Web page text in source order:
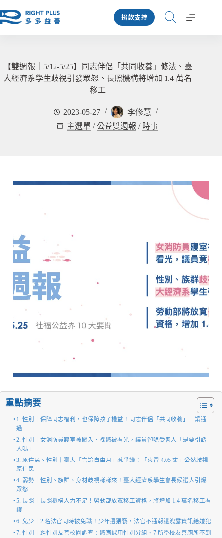
至
捐款支持
【雙週報｜5/12-5/25】同志伴侶「共同收養」修法、臺
大經濟系學生歧視引發眾怒、長照機構將增加 1.4 萬名
移工
2023-05-27
李修慧
主選單 /公益雙週報 / 時事
重點摘要
1. 性別｜保障同志權利，也保障孩子權益！同志伴侶「共同收養」三讀通
過
2. 性別｜女消防員寢室被闖入、裸體被看光，議員卻嗆受害人「是要引誘
人嗎」
3. 原住民、性別｜臺大「言論自由月」惹爭議：「火冒 4.05 丈」公然歧視
原住民
4. 弱勢｜性別、族群、身材歧視樣樣來！臺大經濟系學生會長候選人引爆
眾怒
5. 長照｜長照機構人力不足！勞動部放寬移工資格，將增加 1.4 萬名移工看
護
6. 兒少｜2 名法官同時被免職！少年遭猥褻，法官不通報還洩露資訊給嫌犯
7. 性別｜跨性別友善校園調查：體育課用性別分組、7 所學校友善廁所不到